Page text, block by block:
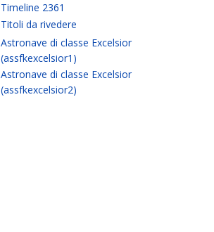
Timeline 2361
Titoli da rivedere
Astronave di classe Excelsior
(assfkexcelsior1)
Astronave di classe Excelsior
(assfkexcelsior2)